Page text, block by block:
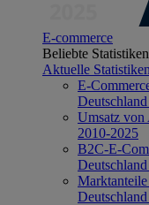
E-commerce
Beliebte Statistiken
Aktuelle Statistiken
E-
Umsatz von
2010-2025
B2C-E-